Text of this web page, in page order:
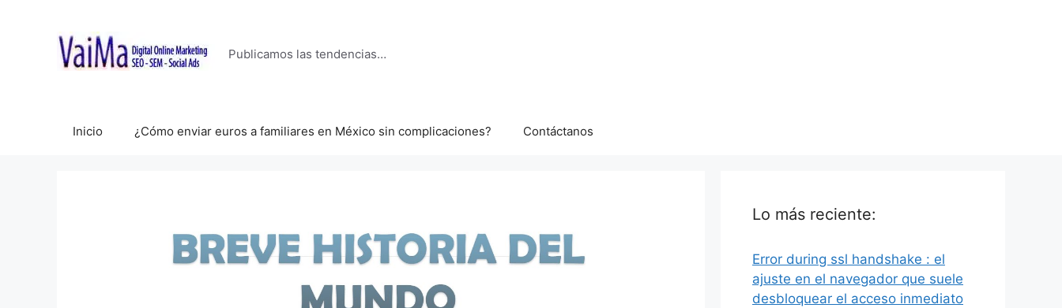
contenido
Publicamos las tendencias…
Inicio ¿Cómo enviar euros a familiares en México sin complicaciones? Contáctanos
Lo más reciente:
Error during ssl handshake : el
ajuste en el navegador que suele
desbloquear el acceso inmediato